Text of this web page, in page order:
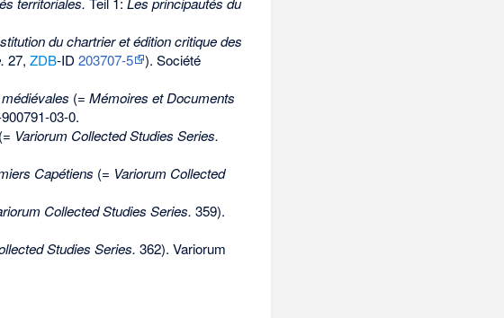
du chartrier et édition critique des
27, ZDB-ID 203707-5
). Société
(= Mémoires et Documents
03-0.
Variorum Collected Studies Series.
Capétiens (= Variorum Collected
Collected Studies Series. 359).
Studies Series. 362). Variorum